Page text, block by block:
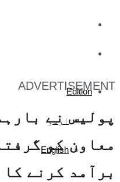
Edition
اردو
English
ADVERTISEMENT
پولیس نے
معاون کو
برآمد کرنے